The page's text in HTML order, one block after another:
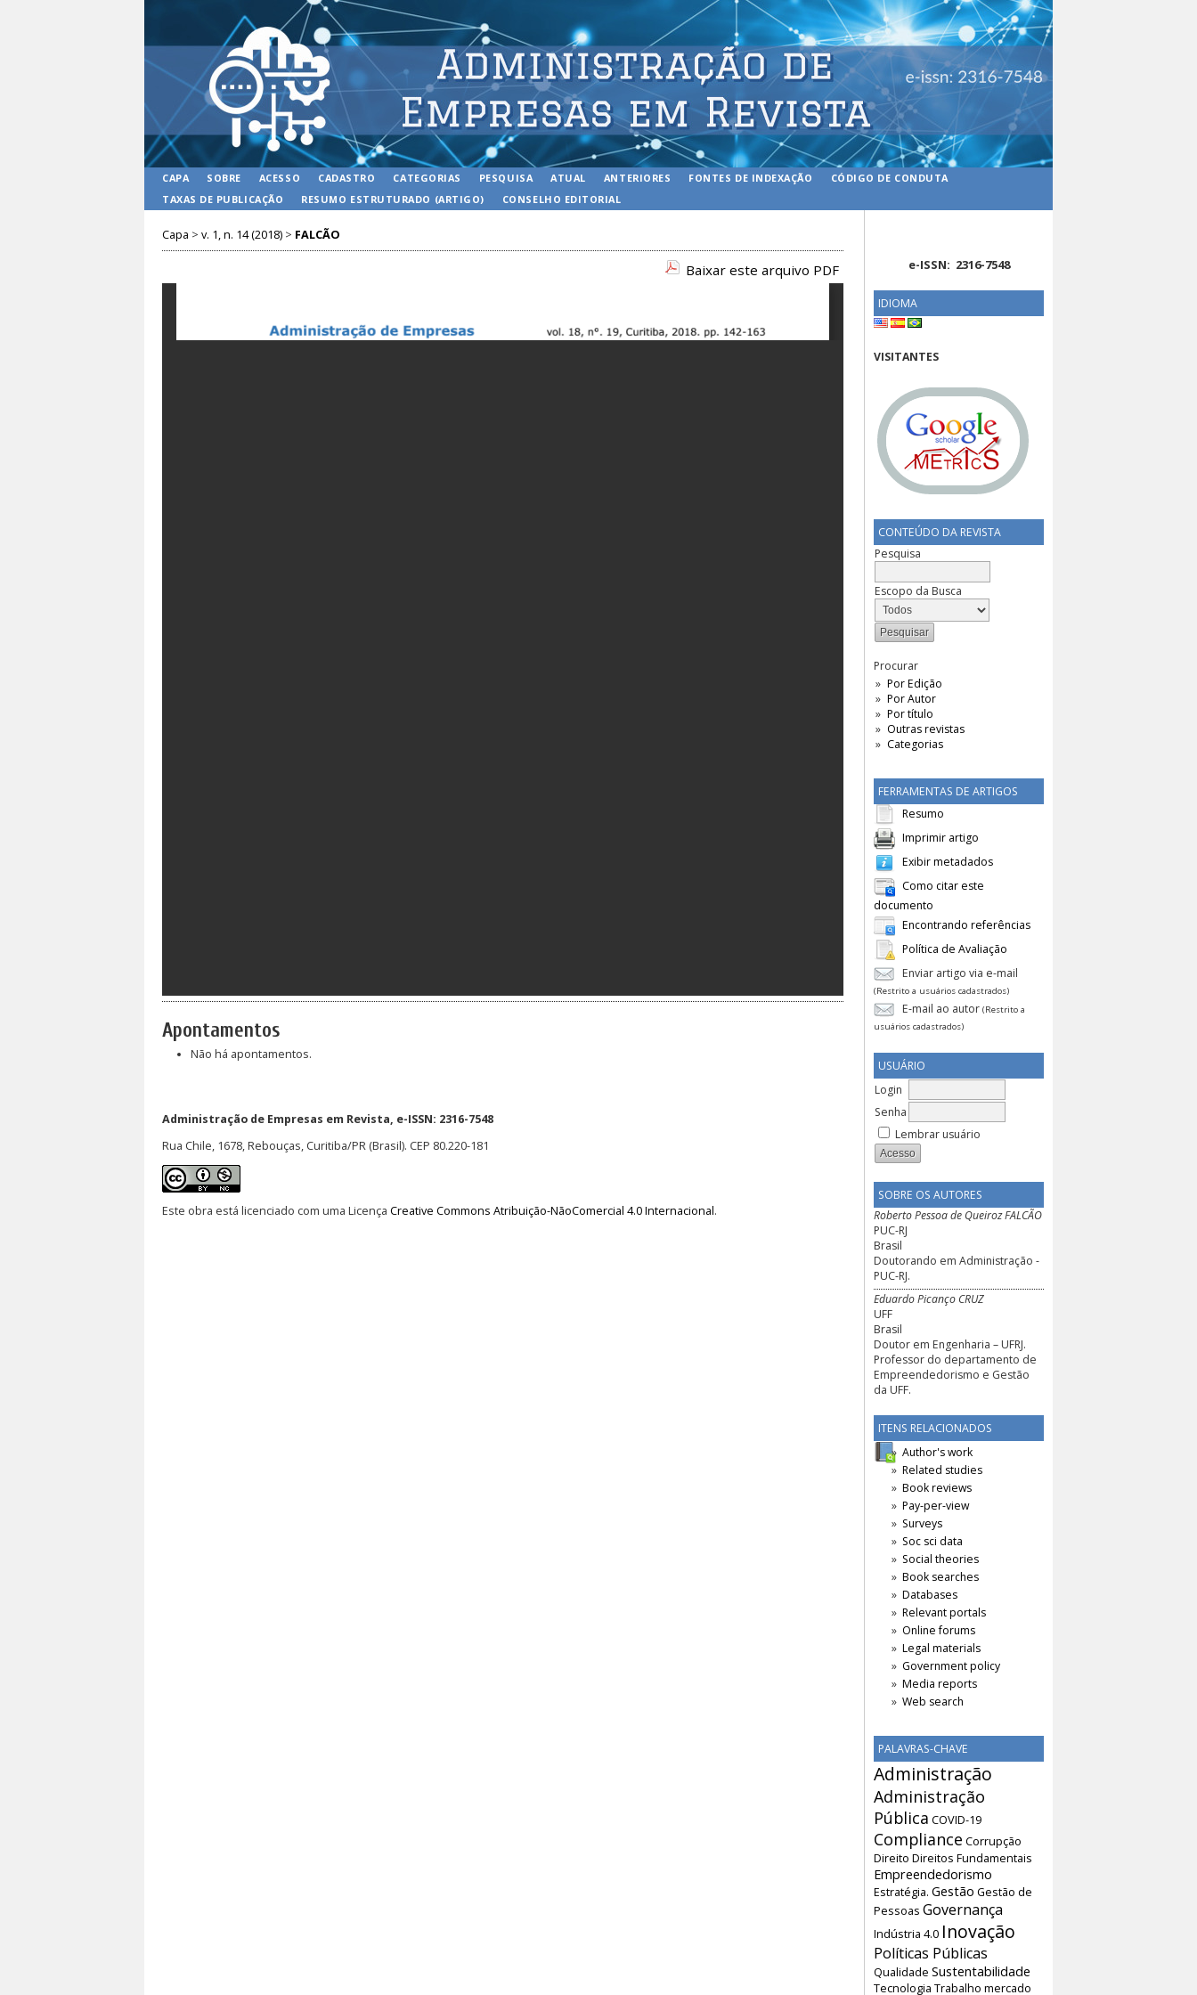
e-ISSN: 2316-7548
IDIOMA
VISITANTES
CONTEÚDO DA REVISTA
Pesquisa
Escopo da Busca
Procurar
Por Edição
Por Autor
Por título
Outras revistas
Categorias
FERRAMENTAS DE ARTIGOS
Resumo
Imprimir artigo
Exibir metadados
Como citar este
documento
Encontrando referências
Política de Avaliação
Enviar artigo via e-mail
(Restrito a usuários cadastrados)
E-mail ao autor (Restrito a
usuários cadastrados)
USUÁRIO
Login
Senha
Lembrar usuário
SOBRE OS AUTORES
Roberto Pessoa de Queiroz FALCÃO
PUC-RJ
Brasil
Doutorando em Administração -
PUC-RJ.
Eduardo Picanço CRUZ
UFF
Brasil
Doutor em Engenharia – UFRJ.
Professor do departamento de
Empreendedorismo e Gestão
da UFF.
ITENS RELACIONADOS
Author's work
Related studies
Book reviews
Pay-per-view
Surveys
Soc sci data
Social theories
Book searches
Databases
Relevant portals
Online forums
Legal materials
Government policy
Media reports
Web search
PALAVRAS-CHAVE
Administração
Administração
Pública COVID-19
Compliance Corrupção
Direito Direitos Fundamentais
Empreendedorismo
Estratégia. Gestão Gestão de
Pessoas Governança
Indústria 4.0 Inovação
Políticas Públicas
Qualidade Sustentabilidade
Tecnologia Trabalho mercado
CAPA SOBRE ACESSO CADASTRO CATEGORIAS PESQUISA ATUAL ANTERIORES FONTES DE INDEXAÇÃO
CÓDIGO DE CONDUTA
TAXAS DE PUBLICAÇÃO
RESUMO ESTRUTURADO (ARTIGO) CONSELHO EDITORIAL
Capa > v. 1, n. 14 (2018) > FALCÃO
Baixar este arquivo PDF
Apontamentos
Não há apontamentos.
Administração de Empresas em Revista, e-ISSN: 2316-7548
Rua Chile, 1678, Rebouças, Curitiba/PR (Brasil). CEP 80.220-181
Este obra está licenciado com uma Licença Creative Commons Atribuição-NãoComercial 4.0 Internacional.